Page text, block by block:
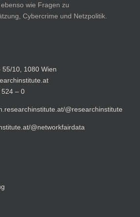
wie Fragen zu
Cybercrime und Netzpolitik.
55/10, 1080 Wien
– 0
@researchinstitute
@networkfairdata